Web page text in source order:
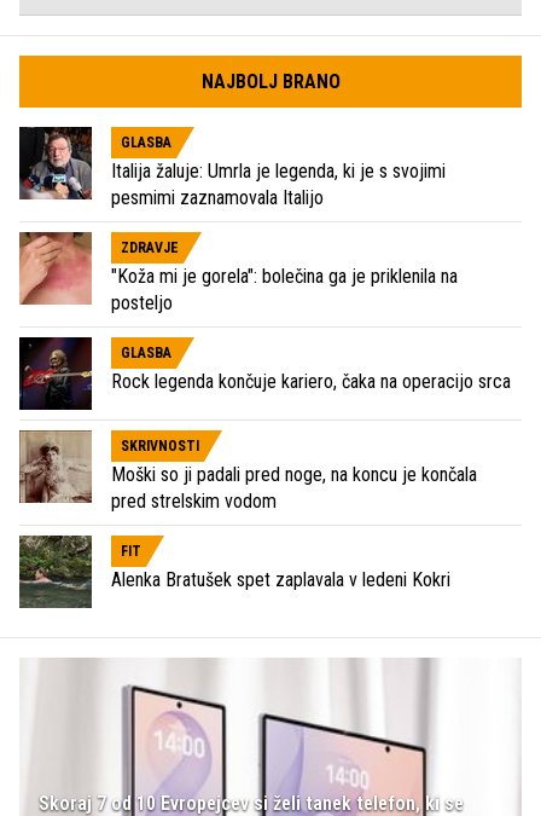
NAJBOLJ BRANO
GLASBA
Italija žaluje: Umrla je legenda, ki je s svojimi
pesmimi zaznamovala Italijo
ZDRAVJE
"Koža mi je gorela": bolečina ga je priklenila na
posteljo
GLASBA
Rock legenda končuje kariero, čaka na operacijo srca
SKRIVNOSTI
Moški so ji padali pred noge, na koncu je končala
pred strelskim vodom
FIT
Alenka Bratušek spet zaplavala v ledeni Kokri
Skoraj 7 od 10 Evropejcev si želi tanek telefon, ki se